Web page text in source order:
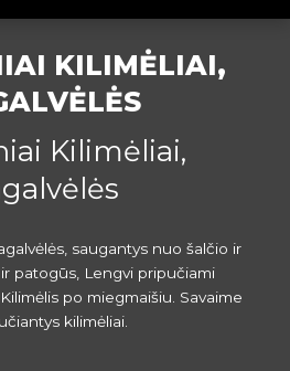
KILIMĖLIAI,
Kilimėliai,
saugantys nuo šalčio ir
patogūs, Lengvi pripučiami
po miegmaišiu. Savaime
kilimėliai.